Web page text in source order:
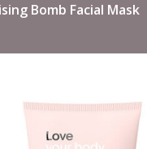
Bomb Facial Mask